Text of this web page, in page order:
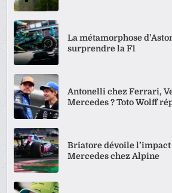
La métamorphose
surprendre la F1
Antonelli chez Ferrari,
Mercedes ? Toto Wolff
Briatore dévoile
Mercedes chez Alpine